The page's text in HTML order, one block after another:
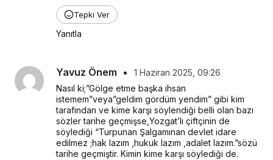
Tepki Ver
Yanıtla
Yavuz Önem •
1 Haziran 2025, 09:26
Nasıl ki;”Gölge etme başka ihsan
istemem”veya”geldim gördüm yendim” gibi kim
tarafından ve kime karşı söylendiği belli olan bazı
sözler tarihe geçmişse,Yozgat’lı çiftçinin de
söylediği “Turpunan Şalgamınan devlet idare
edilmez ;hak lazım ,hukuk lazım ,adalet lazım.”sözü
tarihe geçmiştir. Kimin kime karşı söylediği de.